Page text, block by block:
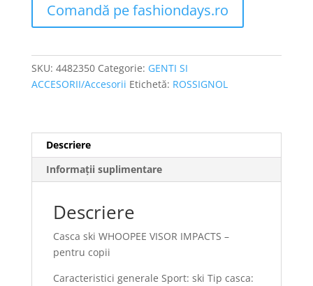
Comandă pe fashiondays.ro
SKU: 4482350 Categorie: GENTI SI
ACCESORII/Accesorii Etichetă: ROSSIGNOL
Descriere
Informații suplimentare
Descriere
Casca ski WHOOPEE VISOR IMPACTS –
pentru copii
Caracteristici generale Sport: ski Tip casca: